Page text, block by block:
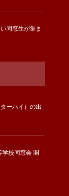
同窓生が集ま
ーハイ）の出
校同窓会 開